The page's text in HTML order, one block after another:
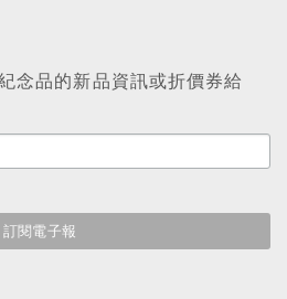
念品的新品資訊或折價券給